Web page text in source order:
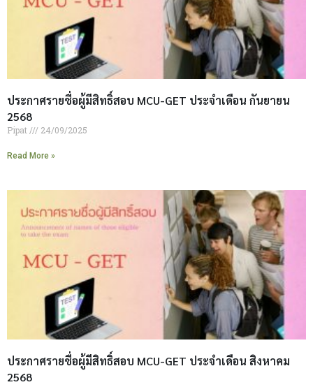
ประกาศรายชื่อผู้มีสิทธิ์สอบ MCU-GET ประจำเดือน กันยายน
2568
Pipat 24/09/2025
Read More »
ประกาศรายชื่อผู้มีสิทธิ์สอบ MCU-GET ประจำเดือน สิงหาคม
2568